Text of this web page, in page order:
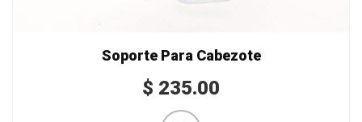
Soporte Para Cabezote
$ 235.00